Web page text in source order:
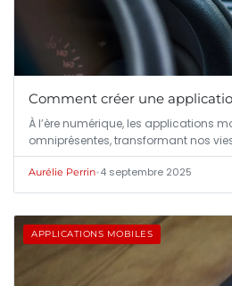
Comment créer une
À l’ère numérique, les applications
omniprésentes, transformant nos
Aurélie Perrin•4 septembre 2025
APPLICATIONS MOBILES